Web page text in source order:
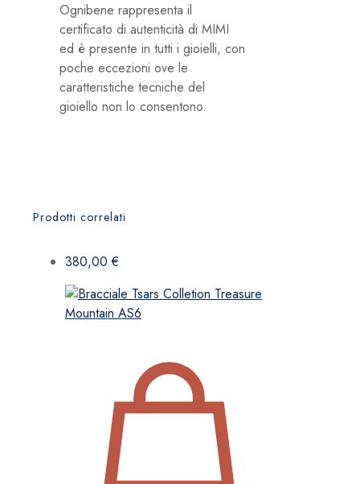
Ognibene rappresenta il
certificato di autenticità di MIMI
ed è presente in tutti i gioielli, con
poche eccezioni ove le
caratteristiche tecniche del
gioiello non lo consentono.
Prodotti correlati
380,00€